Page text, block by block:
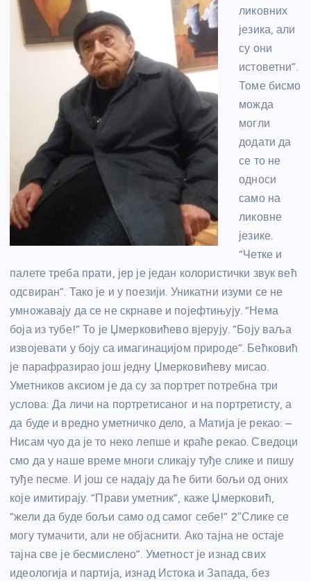
ликовних
језика, али
су они
истоветни”.
Томе бисмо
можда
могли
додати да
се то не
односи
само на
ликовне
језике.
“Четке и
палете треба прати, јер је један колористички звук већ
одсвиран”. Тако је и у поезији. Уникатни изуми се не
умножавају да се не скрнаве и појефтињују. “Нема
боја из тубе!” То је Џмерковићево вјерују. “Боју ваља
извојевати у боју са имагинацијом природе”. Бећковић
је парафразирао још једну Џмерковићеву мисао.
Уметников аксиом је да су за портрет потребна три
услова: Да личи на портретисаног и на портретисту, а
да буде и вредно уметничко дело, а Матија је рекао: –
Нисам чуо да је то неко лепше и краће рекао. Сведоци
смо да у наше време многи сликају туђе слике и пишу
туђе песме. И још се надају да ће бити бољи од оних
које имитирају. “Прави уметник”, каже Џмерковић,
“жели да буде бољи само од самог себе!” 2″Слике се
могу тумачити, али не објаснити. Ако тајна не остаје
тајна све је бесмислено”. Уметност је изнад свих
идеологија и партија, изнад Истока и Запада, без